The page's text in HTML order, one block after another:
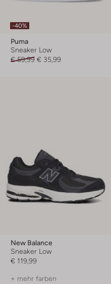
-40%
Puma
Sneaker Low
€ 59,99 € 35,99
New Balance
Sneaker Low
€ 119,99
+ mehr farben